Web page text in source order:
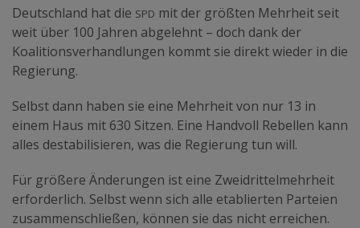
Deutschland hat die spd mit der größten Mehrheit seit
weit über 100 Jahren abgelehnt – doch dank der
Koalitionsverhandlungen kommt sie direkt wieder in die
Regierung.
Selbst dann haben sie eine Mehrheit von nur 13 in
einem Haus mit 630 Sitzen. Eine Handvoll Rebellen kann
alles destabilisieren, was die Regierung tun will.
Für größere Änderungen ist eine Zweidrittelmehrheit
erforderlich. Selbst wenn sich alle etablierten Parteien
zusammenschließen, können sie das nicht erreichen.